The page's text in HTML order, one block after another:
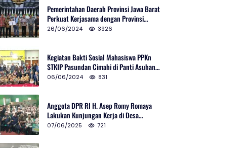
Pemerintahan Daerah Provinsi Jawa Barat
Perkuat Kerjasama dengan Provinsi
Chungcheongnam Do Korea Selatan
26/06/2024 3926
Kegiatan Bakti Sosial Mahasiswa PPKn
STKIP Pasundan Cimahi di Panti Asuhan
Ulul Azmi Kota Cimahi
06/06/2024 831
Anggota DPR RI H. Asep Romy Romaya
Lakukan Kunjungan Kerja di Desa
Patrolsari
07/06/2025 721